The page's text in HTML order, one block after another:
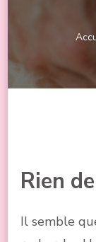
Rien
Il semble